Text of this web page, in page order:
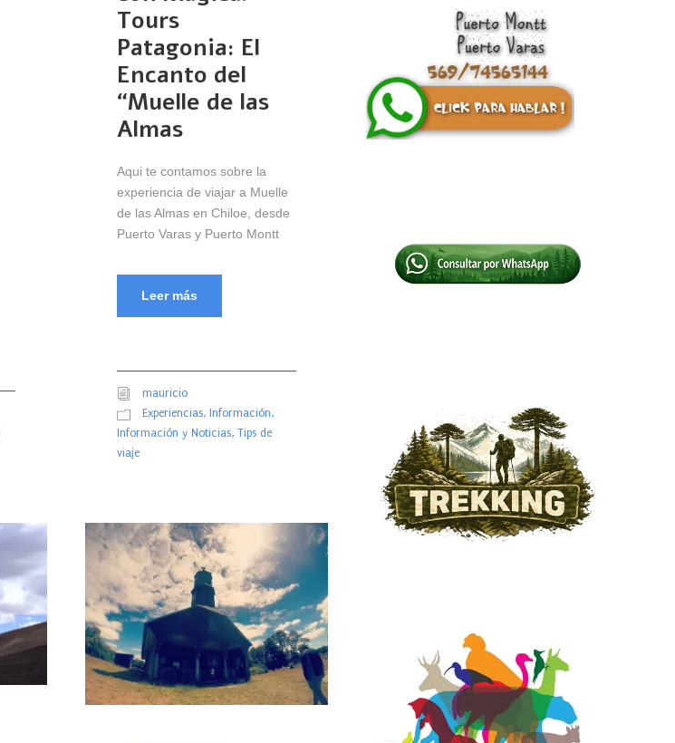
Tours
Patagonia: El
Encanto del
“Muelle de las
Almas
Aqui te contamos sobre la
experiencia de viajar a Muelle
de las Almas en Chiloe, desde
Puerto Varas y Puerto Montt
Leer más
mauricio
Experiencias, Información,
Información y Noticias, Tips de
viaje